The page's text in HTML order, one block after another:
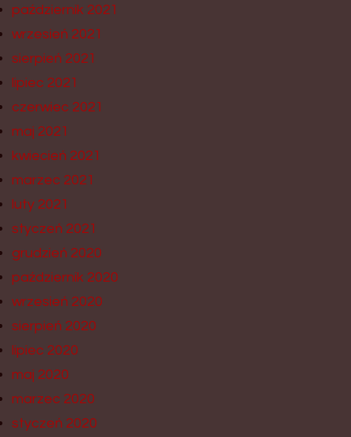
październik 2021
wrzesień 2021
sierpień 2021
lipiec 2021
czerwiec 2021
maj 2021
kwiecień 2021
marzec 2021
luty 2021
styczeń 2021
grudzień 2020
październik 2020
wrzesień 2020
sierpień 2020
lipiec 2020
maj 2020
marzec 2020
styczeń 2020